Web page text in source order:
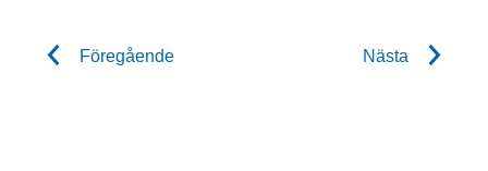
Föregående Nästa